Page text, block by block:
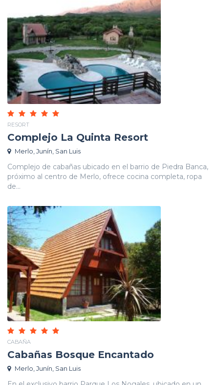
RESORT
Complejo La Quinta Resort
Merlo, Junín, San Luis
Complejo de cabañas ubicado en el barrio de Piedra Banca,
próximo al centro de Merlo, ofrece cocina completa, ropa
de...
CABAÑA
Cabañas Bosque Encantado
Merlo, Junín, San Luis